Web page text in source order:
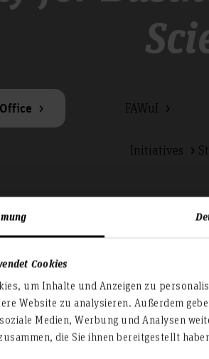
Cookies
um Inhalte und Anzeigen zu
Website zu analysieren. Außerdem
Medien, Werbung und Analysen
die Sie ihnen bereitgestellt
FAWuI
Initiatives